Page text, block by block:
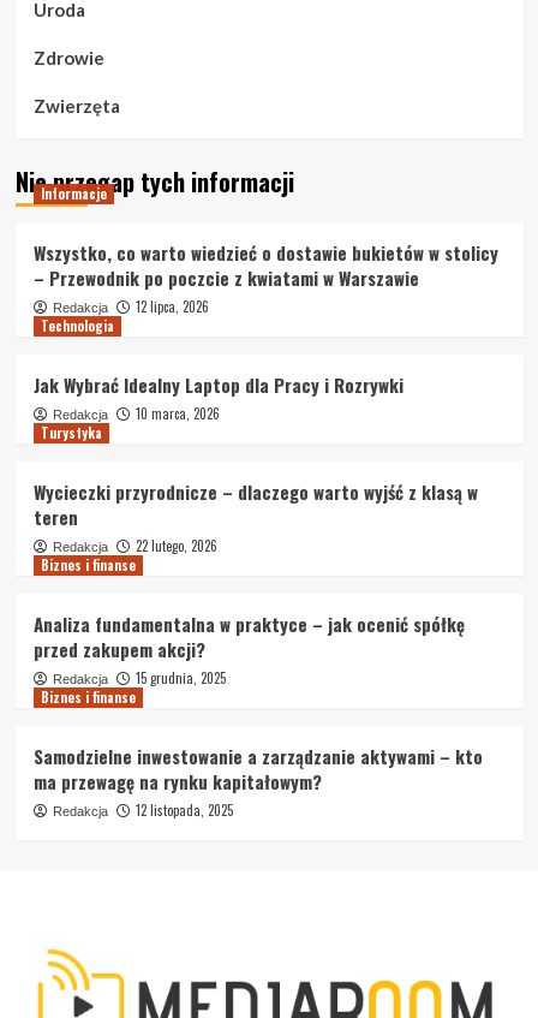
Uroda
Zdrowie
Zwierzęta
Nie przegap tych informacji
Informacje
Wszystko, co warto wiedzieć o dostawie bukietów w stolicy
– Przewodnik po poczcie z kwiatami w Warszawie
Redakcja
12 lipca, 2026
Technologia
Jak Wybrać Idealny Laptop dla Pracy i Rozrywki
Redakcja
10 marca, 2026
Turystyka
Wycieczki przyrodnicze – dlaczego warto wyjść z klasą w
teren
Redakcja
22 lutego, 2026
Biznes i finanse
Analiza fundamentalna w praktyce – jak ocenić spółkę
przed zakupem akcji?
Redakcja
15 grudnia, 2025
Biznes i finanse
Samodzielne inwestowanie a zarządzanie aktywami – kto
ma przewagę na rynku kapitałowym?
Redakcja 12 listopada, 2025